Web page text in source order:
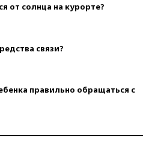
от солнца на курорте?
связи?
правильно обращаться с